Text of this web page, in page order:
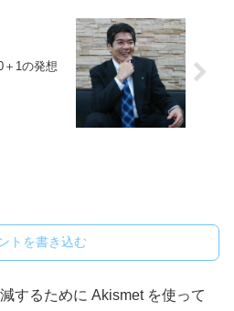
＋1の発想
トを書き込む
するために Akismet を使って